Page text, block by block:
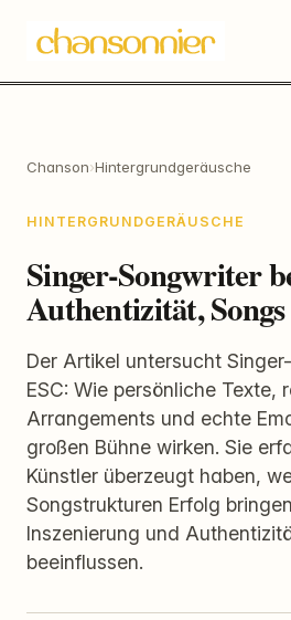
Chanson›Hintergrundgeräusche
HINTERGRUNDGERÄUSCHE
Singer-Songwriter
Authentizität,
Der Artikel untersucht
ESC: Wie persönliche Texte,
Arrangements und echte
großen Bühne wirken. Sie
Künstler überzeugt haben,
Songstrukturen Erfolg
Inszenierung und
beeinflussen.